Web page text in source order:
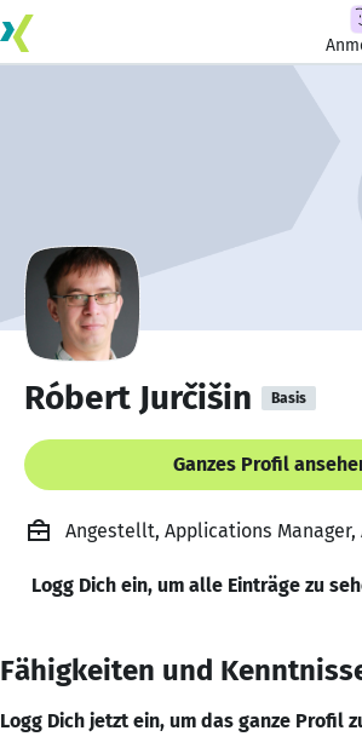
Róbert Jurčišin Basis
Ganzes Profil
Angestellt, Applications Manager,
Logg Dich ein, um alle Einträge zu
Fähigkeiten und
Logg Dich jetzt ein, um das ganze Profil